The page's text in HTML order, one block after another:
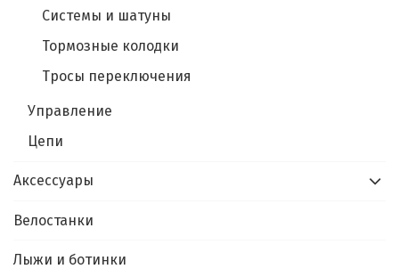
Системы и шатуны
Тормозные колодки
Тросы переключения
Управление
Цепи
Аксессуары
Велостанки
Лыжи и ботинки